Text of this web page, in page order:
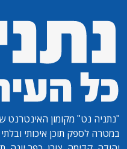
"נתניה נט" מקומון האינטרנט
במטרה לספק תוכן איכותי